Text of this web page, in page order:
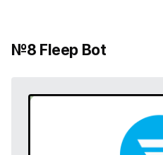
№8 Fleep Bot